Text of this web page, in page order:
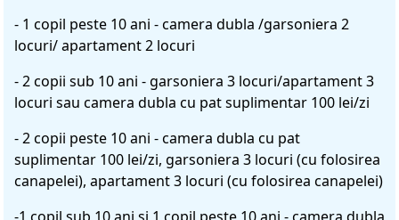
- 1 copil peste 10 ani - camera dubla /garsoniera 2
locuri/ apartament 2 locuri
- 2 copii sub 10 ani - garsoniera 3 locuri/apartament 3
locuri sau camera dubla cu pat suplimentar 100 lei/zi
- 2 copii peste 10 ani - camera dubla cu pat
suplimentar 100 lei/zi, garsoniera 3 locuri (cu folosirea
canapelei), apartament 3 locuri (cu folosirea canapelei)